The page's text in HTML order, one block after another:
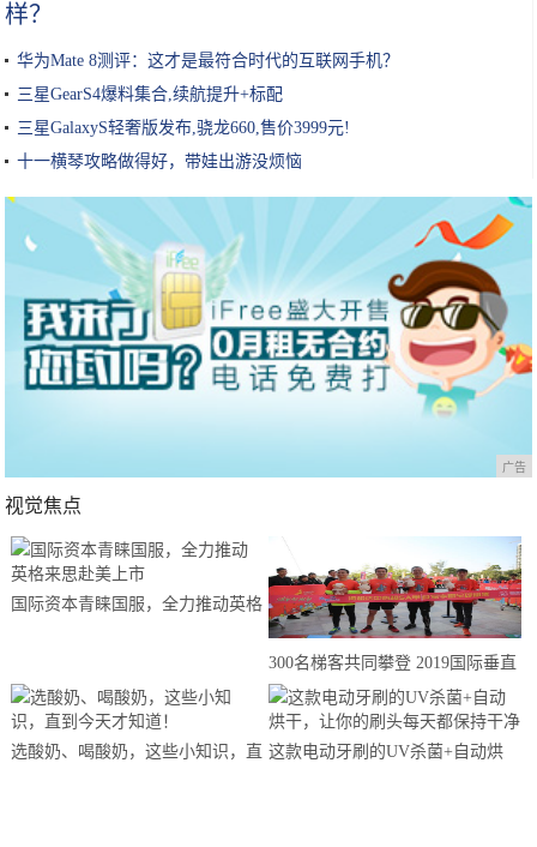
样？
华为Mate 8测评：这才是最符合时代的互联网手机？
三星GearS4爆料集合,续航提升+标配
三星GalaxyS轻奢版发布,骁龙660,售价3999元!
十一横琴攻略做得好，带娃出游没烦恼
广告
视觉焦点
国际资本青睐国服，全力推动英格
300名梯客共同攀登 2019国际垂直
马拉松超级精英赛顺德海骏达中心
站欢乐开跑
选酸奶、喝酸奶，这些小知识，直 这款电动牙刷的UV杀菌+自动烘